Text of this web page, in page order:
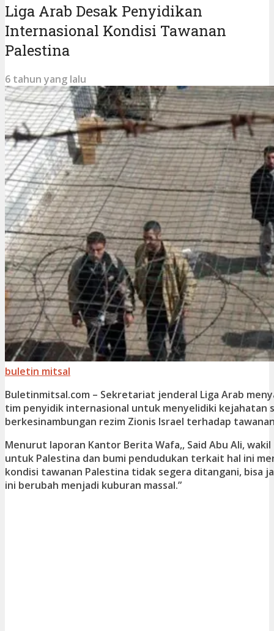
Liga Arab Desak Penyidikan
Internasional Kondisi Tawanan
Palestina
6 tahun yang lalu
buletin mitsal
Buletinmitsal.com – Sekretariat jenderal Liga Arab
tim penyidik internasional untuk menyelidiki kejahatan
berkesinambungan rezim Zionis Israel terhadap
Menurut laporan Kantor Berita Wafa,, Said Abu Ali,
untuk Palestina dan bumi pendudukan terkait hal ini
kondisi tawanan Palestina tidak segera ditangani, bisa
ini berubah menjadi kuburan massal.”